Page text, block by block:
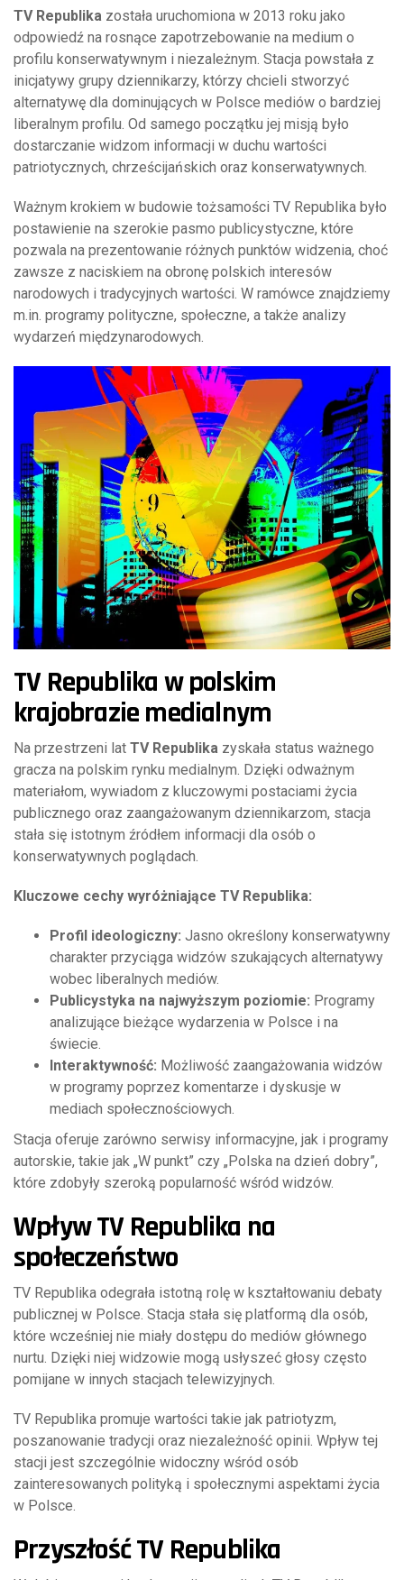
TV Republika została uruchomiona w 2013 roku jako
odpowiedź na rosnące zapotrzebowanie na medium o
profilu konserwatywnym i niezależnym. Stacja powstała z
inicjatywy grupy dziennikarzy, którzy chcieli stworzyć
alternatywę dla dominujących w Polsce mediów o bardziej
liberalnym profilu. Od samego początku jej misją było
dostarczanie widzom informacji w duchu wartości
patriotycznych, chrześcijańskich oraz konserwatywnych.
Ważnym krokiem w budowie tożsamości TV Republika było
postawienie na szerokie pasmo publicystyczne, które
pozwala na prezentowanie różnych punktów widzenia, choć
zawsze z naciskiem na obronę polskich interesów
narodowych i tradycyjnych wartości. W ramówce znajdziemy
m.in. programy polityczne, społeczne, a także analizy
wydarzeń międzynarodowych.
TV Republika w polskim
krajobrazie medialnym
Na przestrzeni lat TV Republika zyskała status ważnego
gracza na polskim rynku medialnym. Dzięki odważnym
materiałom, wywiadom z kluczowymi postaciami życia
publicznego oraz zaangażowanym dziennikarzom, stacja
stała się istotnym źródłem informacji dla osób o
konserwatywnych poglądach.
Kluczowe cechy wyróżniające TV Republika:
Profil ideologiczny: Jasno określony konserwatywny
charakter przyciąga widzów szukających alternatywy
wobec liberalnych mediów.
Publicystyka na najwyższym poziomie: Programy
analizujące bieżące wydarzenia w Polsce i na
świecie.
Interaktywność: Możliwość zaangażowania widzów
w programy poprzez komentarze i dyskusje w
mediach społecznościowych.
Stacja oferuje zarówno serwisy informacyjne, jak i programy
autorskie, takie jak „W punkt” czy „Polska na dzień dobry”,
które zdobyły szeroką popularność wśród widzów.
Wpływ TV Republika na
społeczeństwo
TV Republika odegrała istotną rolę w kształtowaniu debaty
publicznej w Polsce. Stacja stała się platformą dla osób,
które wcześniej nie miały dostępu do mediów głównego
nurtu. Dzięki niej widzowie mogą usłyszeć głosy często
pomijane w innych stacjach telewizyjnych.
TV Republika promuje wartości takie jak patriotyzm,
poszanowanie tradycji oraz niezależność opinii. Wpływ tej
stacji jest szczególnie widoczny wśród osób
zainteresowanych polityką i społecznymi aspektami życia
w Polsce.
Przyszłość TV Republika